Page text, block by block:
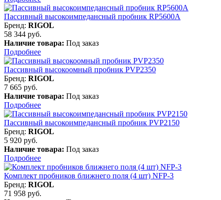
Пассивный высокоимпедансный пробник RP5600A
Бренд: RIGOL
58 344 руб.
Наличие товара: Под заказ
Подробнее
Пассивный высокоомный пробник PVP2350
Бренд: RIGOL
7 665 руб.
Наличие товара: Под заказ
Подробнее
Пассивный высокоимпедансный пробник PVP2150
Бренд: RIGOL
5 920 руб.
Наличие товара: Под заказ
Подробнее
Комплект пробников ближнего поля (4 шт) NFP-3
Бренд: RIGOL
71 958 руб.